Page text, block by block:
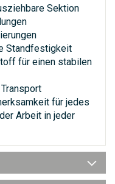
Sektion
Standfestigkeit
für einen stabilen
für jedes
Arbeit in jeder